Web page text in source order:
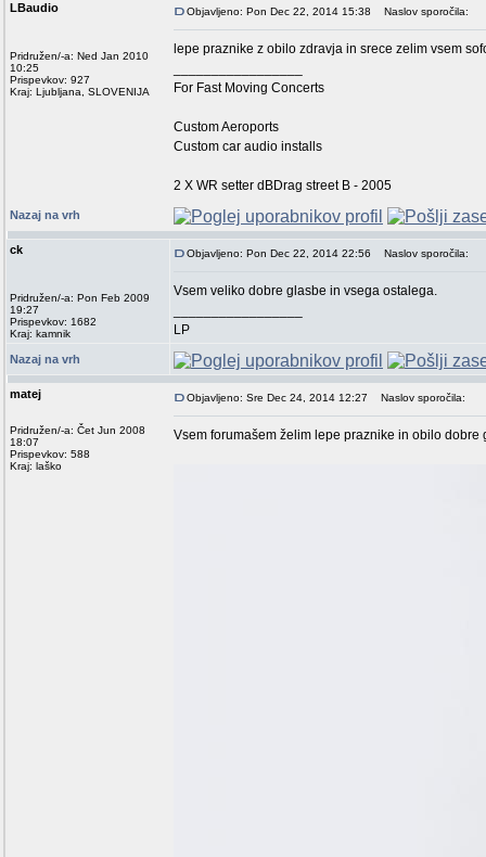
LBaudio
Pridružen/-a: Ned Jan 2010
10:25
Prispevkov: 927
Kraj: Ljubljana, SLOVENIJA
Objavljeno: Pon Dec 22, 2014 15:38 Naslov sporočila:
lepe praznike z obilo zdravja in srece zelim vsem
For Fast Moving Concerts
Custom Aeroports
Custom car audio installs
2 X WR setter dBDrag street B - 2005
Nazaj na vrh
ck
Pridružen/-a: Pon Feb 2009
19:27
Prispevkov: 1682
Kraj: kamnik
Objavljeno: Pon Dec 22, 2014 22:56 Naslov sporočila:
Vsem veliko dobre glasbe in vsega ostalega.
LP
Nazaj na vrh
matej
Pridružen/-a: Čet Jun 2008
18:07
Prispevkov: 588
Kraj: laško
Objavljeno: Sre Dec 24, 2014 12:27 Naslov sporočila:
Vsem forumašem želim lepe praznike in obilo dobre